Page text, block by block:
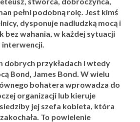
pełni podobną rolę. Jest kimś
dysponuje nadludzką mocą i
bez wahania, w każdej sytuacji
interwencji.
dobrych przykładach i wtedy
Bond, James Bond. W wielu
bohatera wprowadza do
organizacji lub kieruje
jej szefa kobieta, która
To powielenie